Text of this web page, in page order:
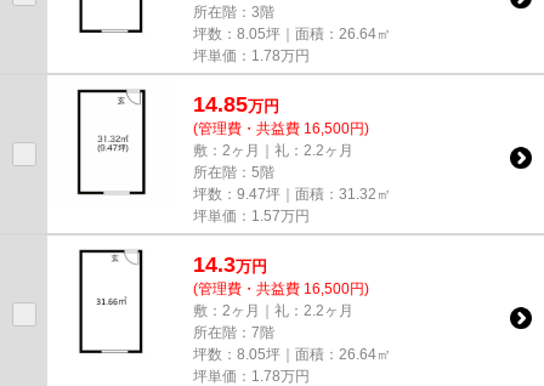
所在階：3階
坪数：8.05坪｜面積：26.64㎡
坪単価： 1.78万円
14.85万円
(管理費・共益費 16,500円)
敷：2ヶ月｜礼：2.2ヶ月
所在階：5階
坪数：9.47坪｜面積：31.32㎡
坪単価： 1.57万円
14.3万円
(管理費・共益費 16,500円)
敷：2ヶ月｜礼：2.2ヶ月
所在階：7階
坪数：8.05坪｜面積：26.64㎡
坪単価： 1.78万円